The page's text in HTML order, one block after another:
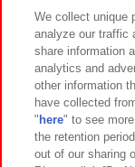
イベント・キ
関連会社
プライバシーポリ
We collect unique
analyze our traffic
share information
analytics and
other information
have collected
" here" to see
the retention
out of our sharing